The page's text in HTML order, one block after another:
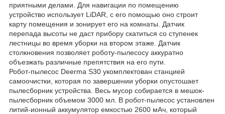
приятными делами. Для навигации по помещению
устройство использует LiDAR, с его помощью оно строит
карту помещения и зонирует его на комнаты. Датчик
перепада высоты не даст прибору скатиться со ступенек
лестницы во время уборки на втором этаже. Датчик
столкновения позволяет роботу-пылесосу аккуратно
объезжать различные препятствия на его пути.
Робот-пылесос Deerma S30 укомплектован станцией
самоочистки, которая по завершении уборки опустошает
пылесборник устройства. Весь мусор собирается в мешок-
пылесборник объемом 3000 мл. В робот-пылесос установлен
литий-ионный аккумулятор емкостью 2600 мАч, который